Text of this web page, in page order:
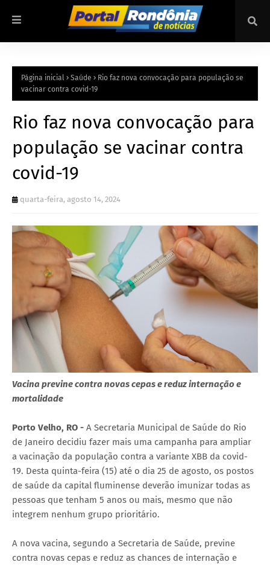
Página inicial Saúde
Rio faz nova convocação para população se
vacinar contra covid-19
Rio faz nova convocação para
população se vacinar contra
covid-19
quarta-feira, agosto 14, 2024
Vacina previne contra novas cepas e reduz internação e
mortalidade
Porto Velho, RO - A Secretaria Municipal de Saúde do Rio
de Janeiro decidiu fazer mais uma campanha para ampliar
a vacinação da população contra a variante XBB da covid-
19. Desta quinta-feira (15) até o dia 25 de agosto, os postos
de saúde da capital fluminense deverão imunizar todas as
pessoas que tenham 5 anos ou mais, mesmo que não
integrem nenhum grupo prioritário.
A nova vacina, segundo a Secretaria de Saúde, previne
contra novas cepas e reduz as chances de internação e